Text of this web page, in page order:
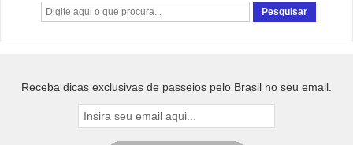
Receba dicas exclusivas de passeios pelo Brasil no seu email.